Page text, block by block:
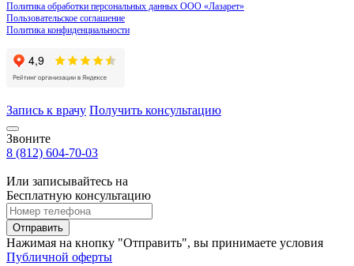
Политика обработки персональных данных ООО «Лазарет»
Пользовательское соглашение
Политика конфиденциальности
Запись к врачу Получить консультацию
Звоните
8 (812) 604-70-03
Или записывайтесь на
Бесплатную консультацию
Отправить
Нажимая на кнопку "Отправить", вы принимаете условия
Публичной оферты